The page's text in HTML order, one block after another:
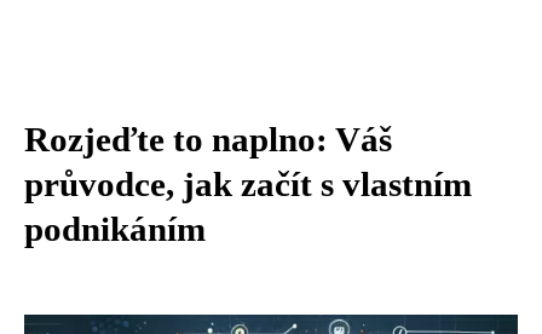
Rozjeďte to naplno: Váš
průvodce, jak začít s vlastním
podnikáním